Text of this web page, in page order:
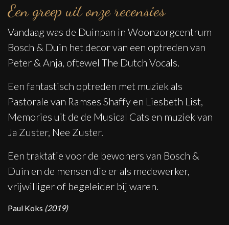
Een greep uit onze recensies
Vandaag was de Duinpan in Woonzorgcentrum
Bosch & Duin het decor van een optreden van
Peter & Anja, oftewel The Dutch Vocals.
Een fantastisch optreden met muziek als
Pastorale van Ramses Shaffy en Liesbeth List,
Memories uit de de Musical Cats en muziek van
Ja Zuster, Nee Zuster.
Een traktatie voor de bewoners van Bosch &
Duin en de mensen die er als medewerker,
vrijwilliger of begeleider bij waren.
Paul Koks (2019)